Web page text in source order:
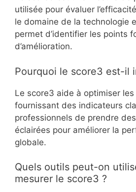
utilisée pour évaluer
le domaine de la technologie
permet d’identifier les points
d’amélioration.
Pourquoi le score3 est-il
Le score3 aide à optimiser
fournissant des indicateurs
professionnels de prendre
éclairées pour améliorer la
globale.
Quels outils peut-on
mesurer le score3 ?